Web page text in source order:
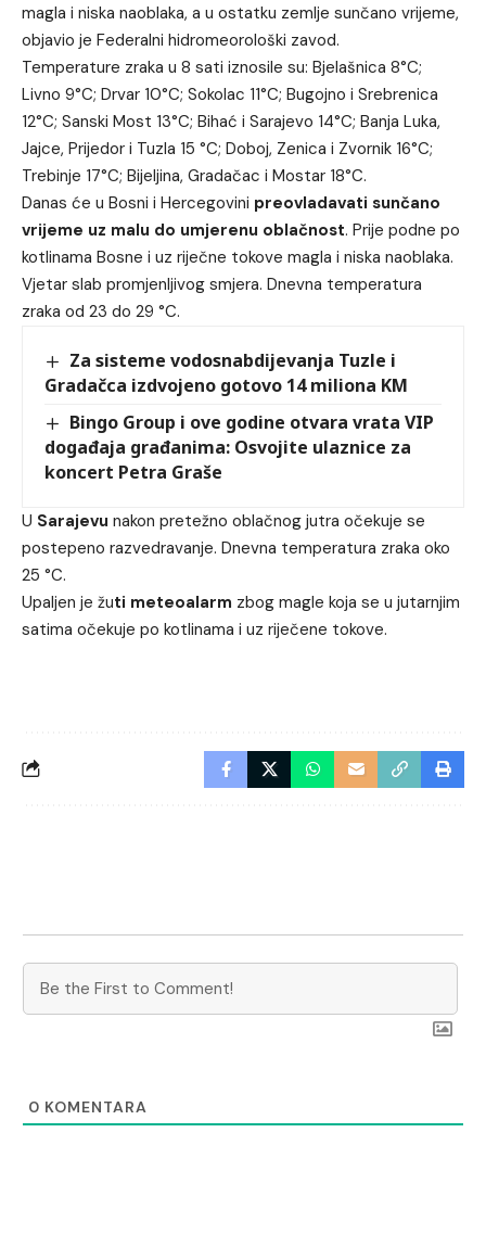
magla i niska naoblaka, a u ostatku zemlje sunčano vrijeme,
objavio je Federalni hidromeorološki zavod.
Temperature zraka u 8 sati iznosile su: Bjelašnica 8°C;
Livno 9°C; Drvar 10°C; Sokolac 11°C; Bugojno i Srebrenica
12°C; Sanski Most 13°C; Bihać i Sarajevo 14°C; Banja Luka,
Jajce, Prijedor i Tuzla 15 °C; Doboj, Zenica i Zvornik 16°C;
Trebinje 17°C; Bijeljina, Gradačac i Mostar 18°C.
Danas će u Bosni i Hercegovini preovladavati sunčano
vrijeme uz malu do umjerenu oblačnost. Prije podne po
kotlinama Bosne i uz riječne tokove magla i niska naoblaka.
Vjetar slab promjenljivog smjera. Dnevna temperatura
zraka od 23 do 29 °C.
Za sisteme vodosnabdijevanja Tuzle i
Gradačca izdvojeno gotovo 14 miliona KM
Bingo Group i ove godine otvara vrata VIP
događaja građanima: Osvojite ulaznice za
koncert Petra Graše
U Sarajevu nakon pretežno oblačnog jutra očekuje se
postepeno razvedravanje. Dnevna temperatura zraka oko
25 °C.
Upaljen je žuti meteoalarm zbog magle koja se u jutarnjim
satima očekuje po kotlinama i uz riječene tokove.
0 KOMENTARA